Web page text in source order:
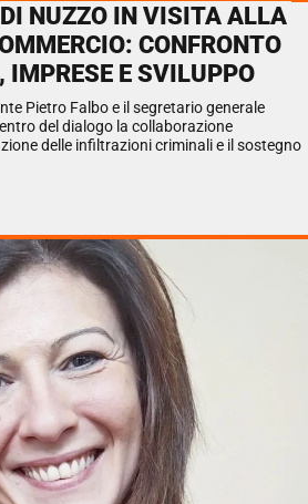
NUZZO IN VISITA ALLA
CONFRONTO
IMPRESE E SVILUPPO
Pietro Falbo e il segretario generale
del dialogo la collaborazione
delle infiltrazioni criminali e il sostegno